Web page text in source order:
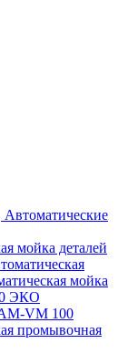
Автоматические
мойка деталей
мойка
ЭКО
VM 100
промывочная